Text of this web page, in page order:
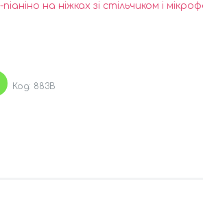
на ніжках зі стільчиком і
883B